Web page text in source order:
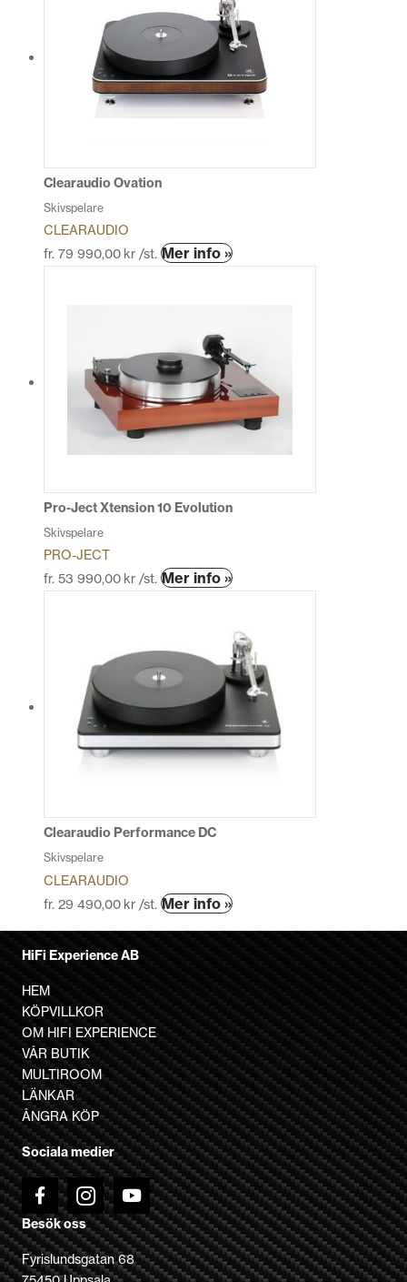
flera
varianter.
De
olika
alternativen
kan
Clearaudio Ovation
Skivspelare
CLEARAUDIO
fr. 79 990,00 kr /st. Mer info »Den
varianter.
De
olika
alternativen
väljas
Pro-Ject Xtension 10 Evolution
Skivspelare
PRO-JECT
fr. 53 990,00 kr /st. Mer info »Den
har
flera
varianter.
olika
alternativen
kan
Clearaudio Performance DC
Skivspelare
CLEARAUDIO
fr. 29 490,00 kr /st. Mer info »Den
varianter.
De
olika
alternativen
kan
väljas
på
produktsidan
HiFi Experience AB
HEM
KÖPVILLKOR
OM HIFI EXPERIENCE
VÅR BUTIK
MULTIROOM
LÄNKAR
ÅNGRA KÖP
Sociala medier
Besök oss
Fyrislundsgatan 68